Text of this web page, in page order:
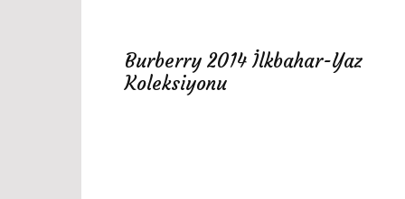
Burberry 2014 İlkbahar-Yaz
Koleksiyonu